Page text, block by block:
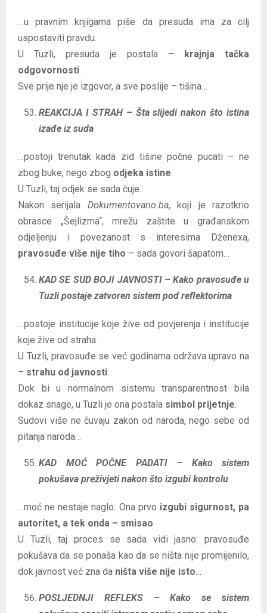
…u pravnim knjigama piše da presuda ima za cilj
uspostaviti pravdu.
U Tuzli, presuda je postala – krajnja tačka
odgovornosti.
Sve prije nje je izgovor, a sve poslije – tišina…
REAKCIJA I STRAH – Šta slijedi nakon što istina
izađe iz suda
…postoji trenutak kada zid tišine počne pucati – ne
zbog buke, nego zbog odjeka istine.
U Tuzli, taj odjek se sada čuje.
Nakon serijala Dokumentovano.ba, koji je razotkrio
obrasce „Šejlizma“, mrežu zaštite u građanskom
odjeljenju i povezanost s interesima Dženexa,
pravosuđe više nije tiho – sada govori šapatom…
KAD SE SUD BOJI JAVNOSTI – Kako pravosuđe u
Tuzli postaje zatvoren sistem pod reflektorima
…postoje institucije koje žive od povjerenja i institucije
koje žive od straha.
U Tuzli, pravosuđe se već godinama održava upravo na
– strahu od javnosti.
Dok bi u normalnom sistemu transparentnost bila
dokaz snage, u Tuzli je ona postala simbol prijetnje.
Sudovi više ne čuvaju zakon od naroda, nego sebe od
pitanja naroda…
KAD MOĆ POČNE PADATI – Kako sistem
pokušava preživjeti nakon što izgubi kontrolu
…moć ne nestaje naglo. Ona prvo izgubi sigurnost, pa
autoritet, a tek onda – smisao.
U Tuzli, taj proces se sada vidi jasno: pravosuđe
pokušava da se ponaša kao da se ništa nije promijenilo,
dok javnost već zna da ništa više nije isto…
POSLJEDNJI REFLEKS – Kako se sistem